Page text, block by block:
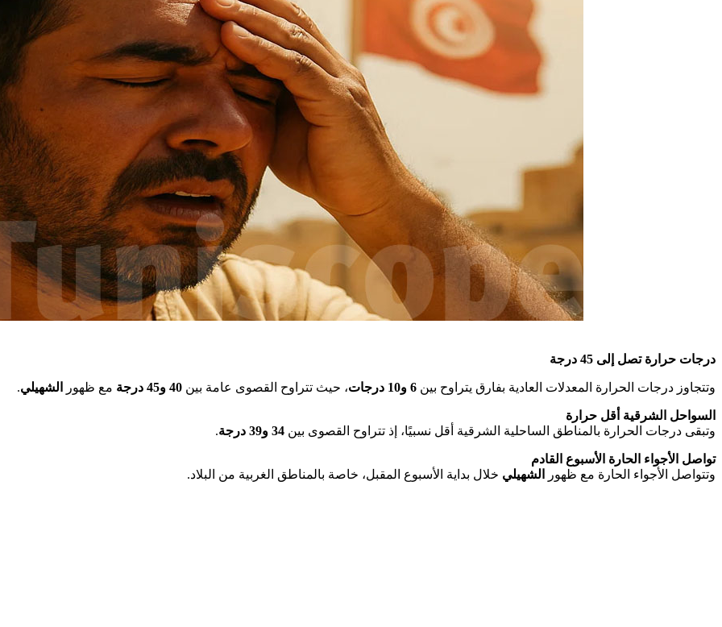
درجات حرارة تصل إلى 45 درجة
وتتجاوز درجات الحرارة المعدلات العادية بفارق يتراوح بين 6 و10 درجات ، حيث تتراوح القصوى عامة بين 40 و45 درجة مع ظهور الشهيلي.
السواحل الشرقية أقل حرارة
وتبقى درجات الحرارة بالمناطق الساحلية الشرقية أقل نسبيًا، إذ تتراوح القصوى بين 34 و39 درجة .
تواصل الأجواء الحارة الأسبوع القادم
وتتواصل الأجواء الحارة مع ظهور
الشهيلي خلال بداية الأسبوع المقبل، خاصة بالمناطق الغربية من البلاد.